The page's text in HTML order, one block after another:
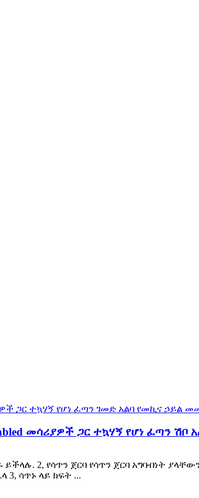
መሳሪያዎች ጋር ተኳሃኝ የሆነ ፈጣን ሽቦ
ይችላሉ. 2, የሳጥን ጀርባ የሳጥን ጀርባ አግባብነት
3, ሳጥኑ ላይ ክፍት ...